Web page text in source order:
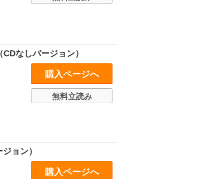
なしバージョン）
購入ページへ
無料立読み
ョン）
購入ページへ